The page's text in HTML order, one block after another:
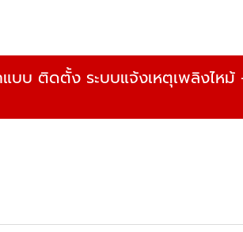
บบ ติดตั้ง ระบบแจ้งเหตุเพลิงไหม้